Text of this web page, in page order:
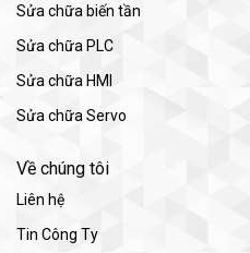
Sửa chữa biến tần
Sửa chữa PLC
Sửa chữa HMI
Sửa chữa Servo
Về chúng tôi
Liên hệ
Tin Công Ty